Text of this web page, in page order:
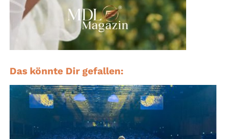
Das könnte Dir gefallen: